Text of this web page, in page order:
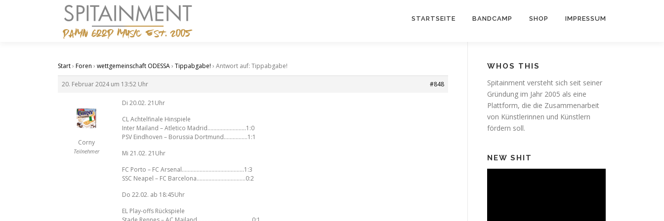
STARTSEITE BANDCAMP SHOP IMPRESSUM
Start› Foren › wettgemeinschaft ODESSA› Tippabgabe! › Antwort auf: Tippabgabe!
20. Februar 2024 um 13:52 Uhr #848
Corny
Teilnehmer
Di 20.02. 21Uhr
CL Achtelfinale Hinspiele
Inter Mailand – Atletico Madrid……………………..1:0
PSV Eindhoven – Borussia Dortmund…………….1:1
Mi 21.02. 21Uhr
FC Porto – FC Arsenal……………………………………1:3
SSC Neapel – FC Barcelona……………………………0:2
Do 22.02. ab 18:45Uhr
EL Play-offs Rückspiele
WHOS THIS
Spitainment versteht sich seit seiner
Gründung im Jahr 2005 als eine
Plattform, die die Zusammenarbeit
von Künstlerinnen und Künstlern
fördern soll.
NEW SHIT